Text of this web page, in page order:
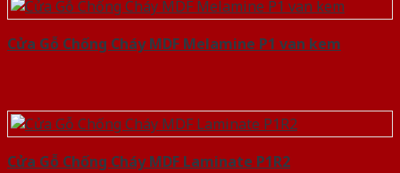
Cửa Gỗ Chống Cháy MDF Melamine P1 van kem
Cửa Gỗ Chống Cháy MDF Laminate P1R2